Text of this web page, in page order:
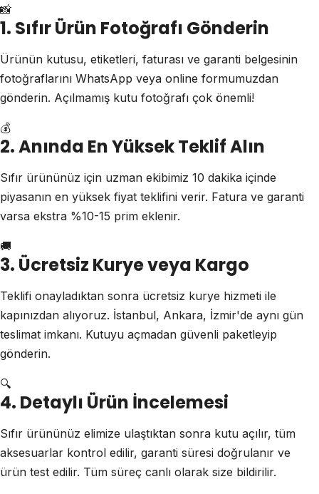
📸
1. Sıfır Ürün Fotoğrafı Gönderin
Ürünün kutusu, etiketleri, faturası ve garanti belgesinin
fotoğraflarını WhatsApp veya online formumuzdan
gönderin. Açılmamış kutu fotoğrafı çok önemli!
💰
2. Anında En Yüksek Teklif Alın
Sıfır ürününüz için uzman ekibimiz 10 dakika içinde
piyasanın en yüksek fiyat teklifini verir. Fatura ve garanti
varsa ekstra %10-15 prim eklenir.
🚚
3. Ücretsiz Kurye veya Kargo
Teklifi onayladıktan sonra ücretsiz kurye hizmeti ile
kapınızdan alıyoruz. İstanbul, Ankara, İzmir'de aynı gün
teslimat imkanı. Kutuyu açmadan güvenli paketleyip
gönderin.
🔍
4. Detaylı Ürün İncelemesi
Sıfır ürününüz elimize ulaştıktan sonra kutu açılır, tüm
aksesuarlar kontrol edilir, garanti süresi doğrulanır ve
ürün test edilir. Tüm süreç canlı olarak size bildirilir.